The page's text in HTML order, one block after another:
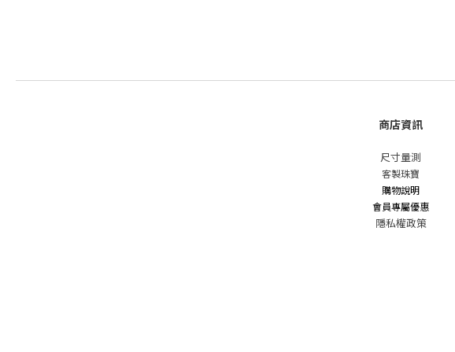
商店資訊
尺寸量測
客製珠寶
購物說明
會員專屬優惠
隱私權政策